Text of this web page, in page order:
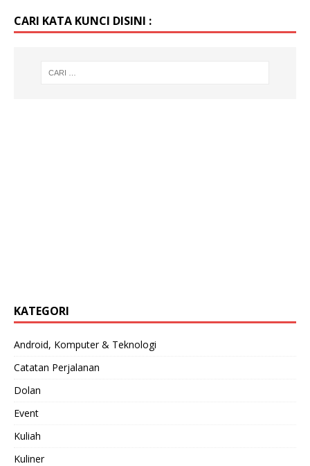
CARI KATA KUNCI DISINI :
KATEGORI
Android, Komputer & Teknologi
Catatan Perjalanan
Dolan
Event
Kuliah
Kuliner